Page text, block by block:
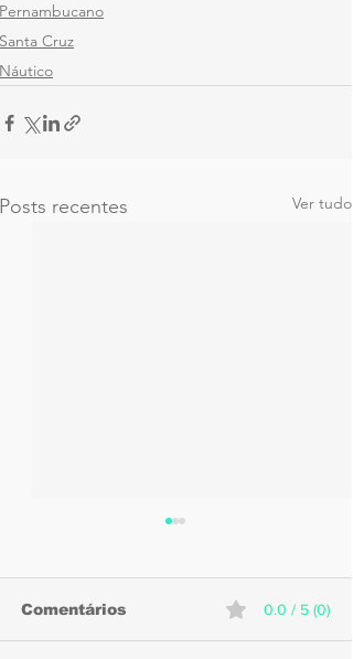
Pernambucano
Santa Cruz
Náutico
Posts recentes Ver tudo
Comentários 0.0 / 5 (0)